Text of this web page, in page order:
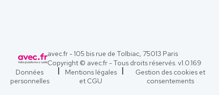
avec.fr - 105 bis rue de Tolbiac, 75013 Paris
Copyright © avec.fr - Tous droits réservés. v1.0.169
Données
personnelles
Mentions légales
et CGU
Gestion des cookies et
consentements